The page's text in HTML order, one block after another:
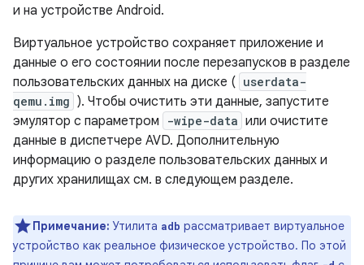
и на устройстве Android.
Виртуальное устройство сохраняет приложение и
данные о его состоянии после перезапусков в разделе
пользовательских данных на диске ( userdata-
qemu.img ). Чтобы очистить эти данные, запустите
эмулятор с параметром
-wipe-data или очистите
данные в диспетчере AVD. Дополнительную
информацию о разделе пользовательских данных и
других хранилищах см. в следующем разделе.
Примечание: Утилита adb рассматривает виртуальное
устройство как реальное физическое устройство. По этой